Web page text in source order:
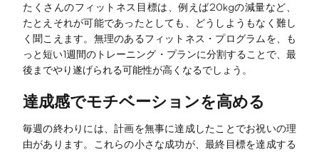
AIバリューチェーン
ストラテジー&分析
AIユーザーペルソナ
AI SMART目標
AI BCGマトリックス
たくさんのフィットネス目標は、例えば20kgの減量など、
たとえそれが可能であったとしても、どうしようもなく難し
く聞こえます。無理のあるフィットネス・プログラムを、も
っと短い1週間のトレーニング・プランに分割することで、最
後までやり遂げられる可能性が高くなるでしょう。
達成感でモチベーションを高める
毎週の終わりには、計画を無事に達成したことでお祝いの理
由があります。これらの小さな成功が、最終目標を達成する